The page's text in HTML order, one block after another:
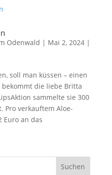
Odenwald | Mai 2, 2024|
soll man küssen – einen
die liebe Britta
sammelte sie 300
Pro verkauftem Aloe-
Euro an das